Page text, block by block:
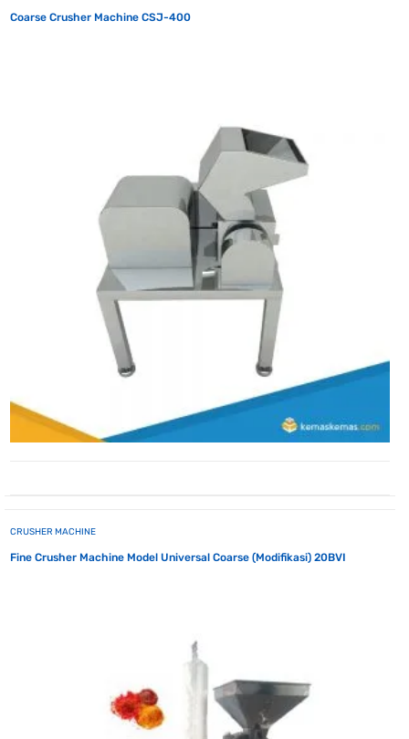
Coarse Crusher Machine CSJ-400
CRUSHER MACHINE
Fine Crusher Machine Model Universal Coarse (Modifikasi) 20BVI